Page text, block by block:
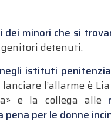
dei minori che si
detenuti.
istituti
l’allarme è
e la collega alle
pena per le donne